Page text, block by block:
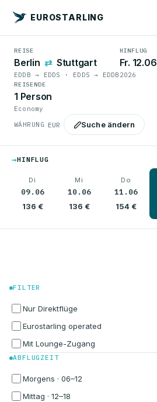
EUROSTARLING
REISE
Berlin ⇄ Stuttgart
EDDB → EDDS · EDDS → EDDB
HINFLUG
Fr. 12.06
2026
REISENDE
1 Person
Economy
WÄHRUNG
Suche ändern
→HINFLUG
Di
09.06
136 €
Mi
10.06
136 €
Do
11.06
154 €
FILTER
Nur Direktflüge
Eurostarling operated
Mit Lounge-Zugang
ABFLUGZEIT
Morgens · 06–12
Mittag · 12–18